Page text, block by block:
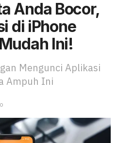
Anda Bocor,
di iPhone
Ini!
Mengunci Aplikasi
Ampuh Ini